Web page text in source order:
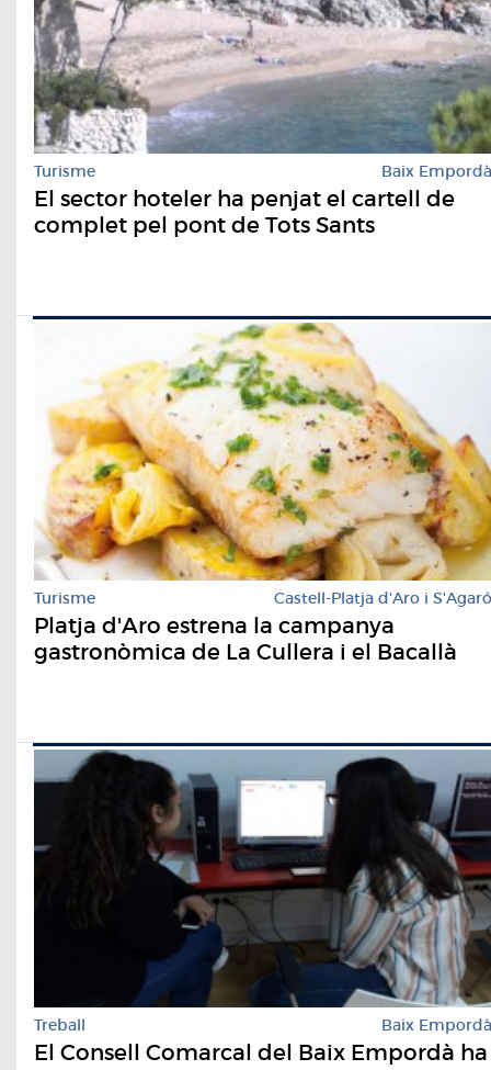
Turisme Baix Empordà
El sector hoteler ha penjat el cartell de
complet pel pont de Tots Sants
Turisme Castell-Platja d'Aro i S'Agaró
Platja d'Aro estrena la campanya
gastronòmica de La Cullera i el Bacallà
Treball Baix Empordà
El Consell Comarcal del Baix Empordà ha